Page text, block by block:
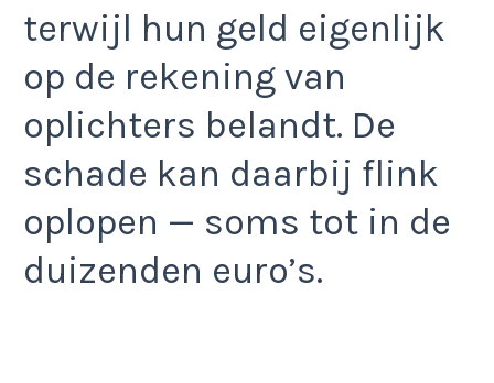
terwijl hun geld eigenlijk
op de rekening van
oplichters belandt. De
schade kan daarbij flink
oplopen — soms tot in de
duizenden euro’s.